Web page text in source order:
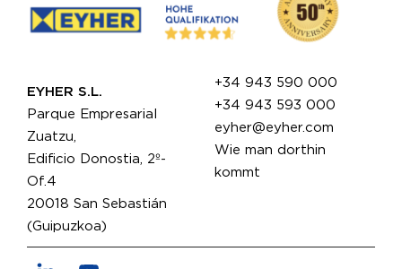
EYHER S.L.
Parque Empresarial
Zuatzu,
Edificio Donostia, 2º-
Of.4
20018 San Sebastián
(Guipuzkoa)
+34 943 590 000
+34 943 593 000
eyher@eyher.com
Wie man dorthin
kommt